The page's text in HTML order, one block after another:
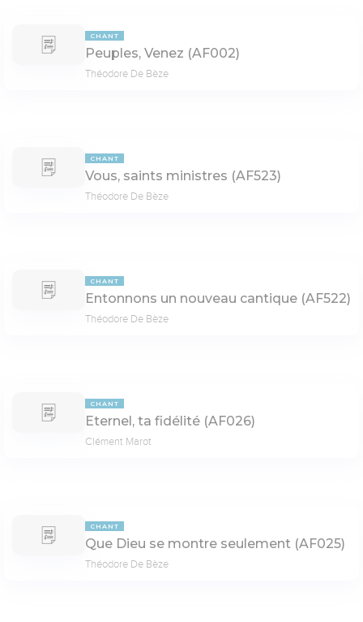
CHANT
Peuples, Venez (AF002)
Théodore De Bèze
CHANT
Vous, saints ministres (AF523)
Théodore De Bèze
CHANT
Entonnons un nouveau cantique (AF522)
Théodore De Bèze
CHANT
Eternel, ta fidélité (AF026)
Clément Marot
CHANT
Que Dieu se montre seulement (AF025)
Théodore De Bèze